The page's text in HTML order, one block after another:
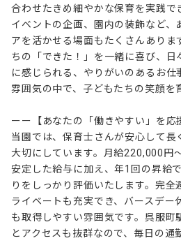
合わせたきめ細やかな保育を実践で
イベントの企画、園内の装飾など、
アを活かせる場面もたくさんありま
ちの「できた！」を一緒に喜び、日
に感じられる、やりがいのあるお仕
雰囲気の中で、子どもたちの笑顔を
ーー【あなたの「働きやすい」を応
当園では、保育士さんが安心して長
大切にしています。月給220,000円
安定した給与に加え、年1回の昇給
りをしっかり評価いたします。完全
ライベートも充実でき、バースデー
も取得しやすい雰囲気です。呉服町
とアクセスも抜群なので、毎日の通